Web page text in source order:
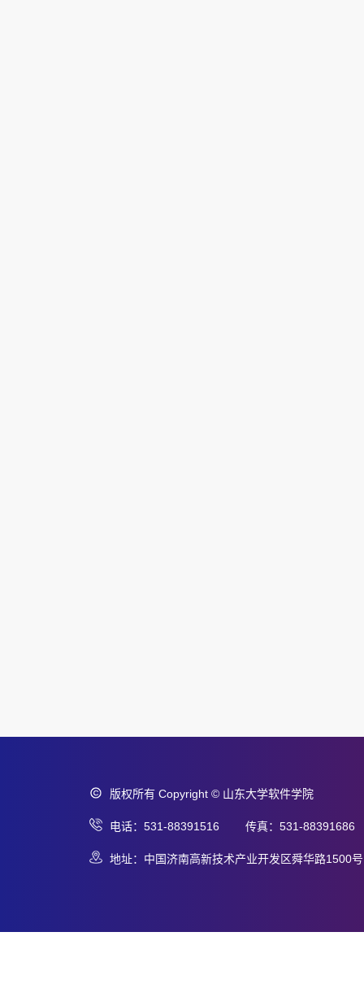
版权所有 Copyright © 山东大学软件学院
电话：531-88391516 传真：531-88391686
地址：中国济南高新技术产业开发区舜华路